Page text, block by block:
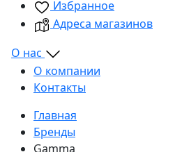
Избранное
Адреса магазинов
О нас
О компании
Контакты
Главная
Бренды
Gamma